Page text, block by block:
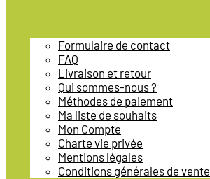
Formulaire de contact
FAQ
Livraison et retour
Qui sommes-nous ?
Méthodes de paiement
Ma liste de souhaits
Mon Compte
Charte vie privée
Mentions légales
Conditions générales de vente